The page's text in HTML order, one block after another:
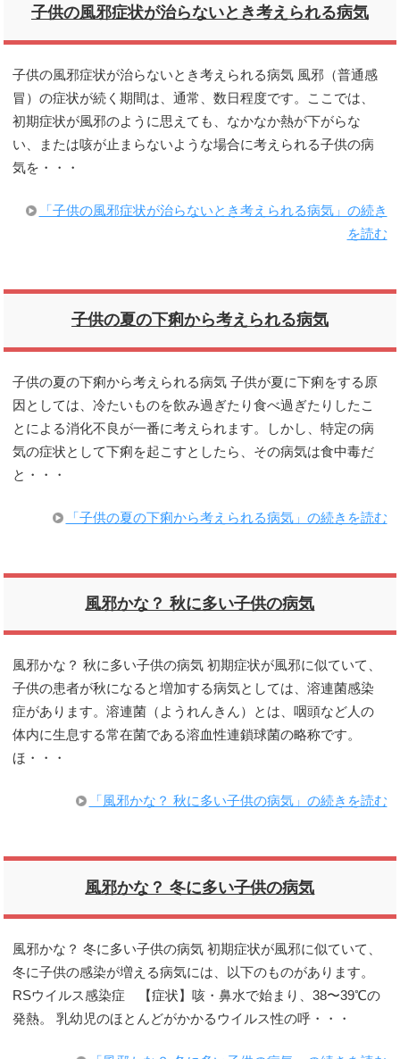
子供の風邪症状が治らないとき考えられる病気
子供の風邪症状が治らないとき考えられる病気 風邪（普通感
冒）の症状が続く期間は、通常、数日程度です。ここでは、
初期症状が風邪のように思えても、なかなか熱が下がらな
い、または咳が止まらないような場合に考えられる子供の病
気を・・・
「子供の風邪症状が治らないとき考えられる病気」の続き
を読む
子供の夏の下痢から考えられる病気
子供の夏の下痢から考えられる病気 子供が夏に下痢をする原
因としては、冷たいものを飲み過ぎたり食べ過ぎたりしたこ
とによる消化不良が一番に考えられます。しかし、特定の病
気の症状として下痢を起こすとしたら、その病気は食中毒だ
と・・・
「子供の夏の下痢から考えられる病気」の続きを読む
風邪かな？ 秋に多い子供の病気
風邪かな？ 秋に多い子供の病気 初期症状が風邪に似ていて、
子供の患者が秋になると増加する病気としては、溶連菌感染
症があります。溶連菌（ようれんきん）とは、咽頭など人の
体内に生息する常在菌である溶血性連鎖球菌の略称です。
ほ・・・
「風邪かな？ 秋に多い子供の病気」の続きを読む
風邪かな？ 冬に多い子供の病気
風邪かな？ 冬に多い子供の病気 初期症状が風邪に似ていて、
冬に子供の感染が増える病気には、以下のものがあります。
RSウイルス感染症 【症状】咳・鼻水で始まり、38〜39℃の
発熱。 乳幼児のほとんどがかかるウイルス性の呼・・・